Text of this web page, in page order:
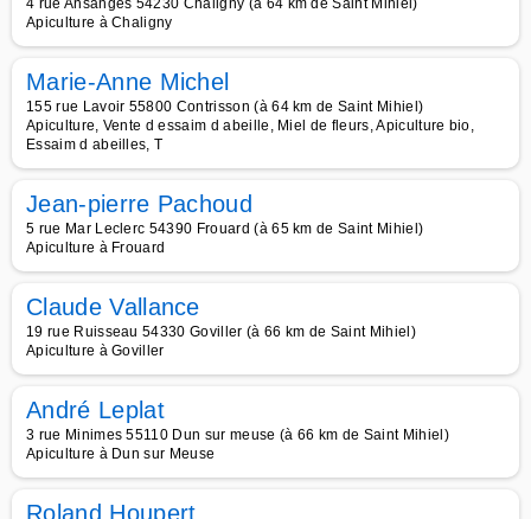
4 rue Ansanges 54230 Chaligny (à 64 km de Saint Mihiel)
Apiculture à Chaligny
Marie-Anne Michel
155 rue Lavoir 55800 Contrisson (à 64 km de Saint Mihiel)
Apiculture, Vente d essaim d abeille, Miel de fleurs, Apiculture bio,
Essaim d abeilles, T
Jean-pierre Pachoud
5 rue Mar Leclerc 54390 Frouard (à 65 km de Saint Mihiel)
Apiculture à Frouard
Claude Vallance
19 rue Ruisseau 54330 Goviller (à 66 km de Saint Mihiel)
Apiculture à Goviller
André Leplat
3 rue Minimes 55110 Dun sur meuse (à 66 km de Saint Mihiel)
Apiculture à Dun sur Meuse
Roland Houpert